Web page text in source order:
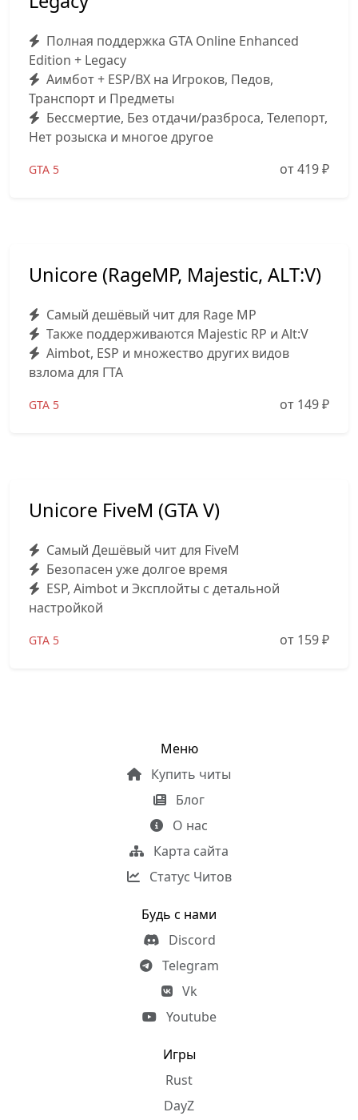
Полная поддержка GTA Online Enhanced
Edition + Legacy
Аимбот + ESP/ВХ на Игроков, Педов,
Транспорт и Предметы
Бессмертие, Без отдачи/разброса, Телепорт,
Нет розыска и многое другое
GTA 5 от 419₽
Unicore (RageMP, Majestic, ALT:V)
Самый дешёвый чит для Rage MP
Также поддерживаются Majestic RP и Alt:V
Aimbot, ESP и множество других видов
взлома для ГТА
GTA 5 от 149₽
Unicore FiveM (GTA V)
Самый Дешёвый чит для FiveM
Безопасен уже долгое время
ESP, Aimbot и Эксплойты с детальной
настройкой
GTA 5 от 159₽
Меню
Купить читы
Блог
О нас
Карта сайта
Статус Читов
Будь с нами
Discord
Telegram
Vk
Youtube
Игры
Rust
DayZ